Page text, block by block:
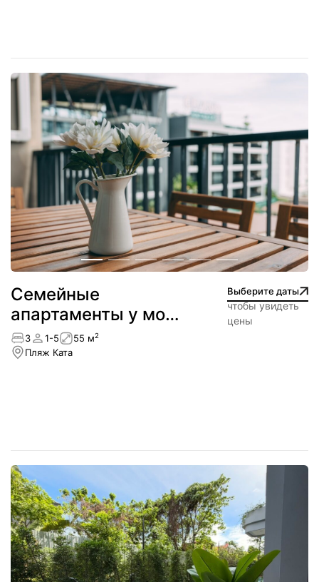
Семейные
апартаменты у моря
— пляж Ката
Выберите даты
чтобы увидеть
цены
3 1-5 55 м2
Пляж Ката